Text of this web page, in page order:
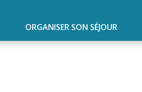
ORGANISER SON SÉJOUR